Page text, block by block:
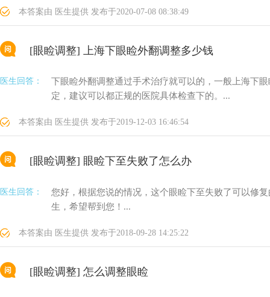
本答案由 医生提供 发布于2020-07-08 08:38:49
[眼睑调整] 上海下眼睑外翻调整多少钱
医生回答：
下眼睑外翻调整通过手术治疗就可以的，一般上海下
定，建议可以都正规的医院具体检查下的。...
本答案由 医生提供 发布于2019-12-03 16:46:54
[眼睑调整] 眼睑下至失败了怎么办
医生回答：
您好，根据您说的情况，这个眼睑下至失败了可以修
生，希望帮到您！...
本答案由 医生提供 发布于2018-09-28 14:25:22
[眼睑调整] 怎么调整眼睑